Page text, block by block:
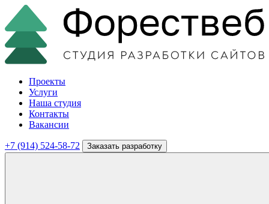
Проекты
Услуги
Наша студия
Контакты
Вакансии
+7 (914) 524-58-72 Заказать разработку